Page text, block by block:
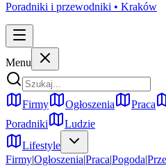
Poradniki i przewodniki • Kraków
Menu
Firmy Ogłoszenia Praca
Poradniki
Ludzie
Lifestyle
Firmy|Ogłoszenia|Praca|Pogoda|